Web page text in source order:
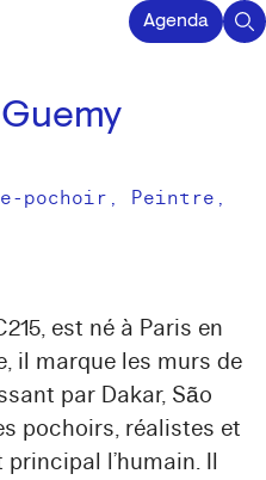
Agenda
pochoir
Peintre
est né à Paris en
il marque les murs de
par Dakar, São
pochoirs, réalistes et
l’humain. Il